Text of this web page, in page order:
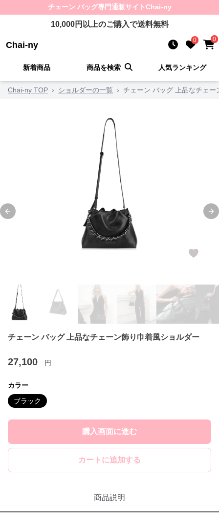
チェーン バッグ専門通販サイトChai-ny
10,000円以上のご購入で送料無料
Chai-ny 0 0
新着商品 商品を検索 人気ランキング
Chai-ny TOP › ショルダーの一覧 › チェーン バッグ 上品なチェ
Previous slide
チェーン バッグ 上品なチェーン飾り巾着風ショルダー
27,100 円
カラー
ブラック
購入画面に進む
カートに追加する
商品説明